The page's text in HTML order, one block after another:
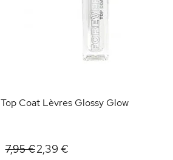
Top Coat Lèvres Glossy Glow
7,95 €2,39 €